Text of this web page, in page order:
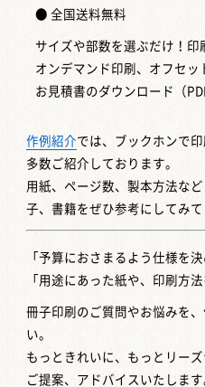
● 全国送料無料
サイズや部数を選ぶだけ！印
オンデマンド印刷、オフセッ
お見積書のダウンロード（
作例紹介では、ブックホンで
多数ご紹介しております。
用紙、ページ数、製本方法な
子、書籍をぜひ参考にしてみて
「予算におさまるよう仕様を決
「用途にあった紙や、印刷方
冊子印刷のご質問やお悩みを
い。
もっときれいに、もっとリー
ご提案、アドバイスいたします